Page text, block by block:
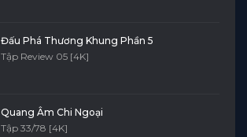
Đấu Phá Thương Khung Phần 5
Tập Review 05 [4K]
Quang Âm Chi Ngoại
Tập 33/78 [4K]